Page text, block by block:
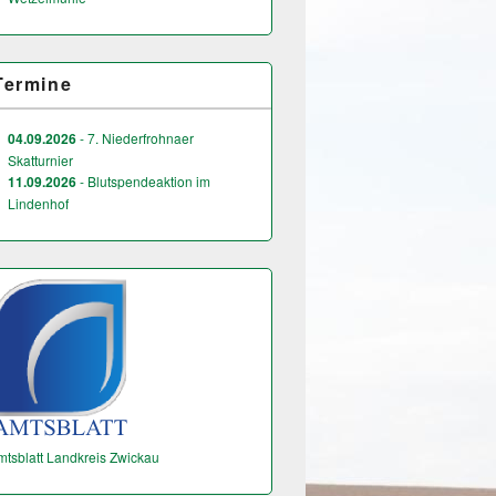
04.09.2026- 7. Niederfrohnaer
Skatturnier
11.09.2026- Blutspendeaktion im
Lindenhof
Landkreis Zwickau